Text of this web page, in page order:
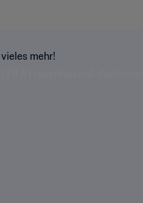
mehr!